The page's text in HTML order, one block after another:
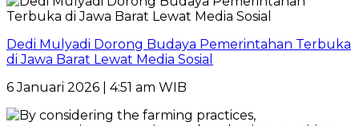
Dedi Mulyadi Dorong Budaya Pemerintahan Terbuka
di Jawa Barat Lewat Media Sosial
6 Januari 2026 | 4:51 am WIB